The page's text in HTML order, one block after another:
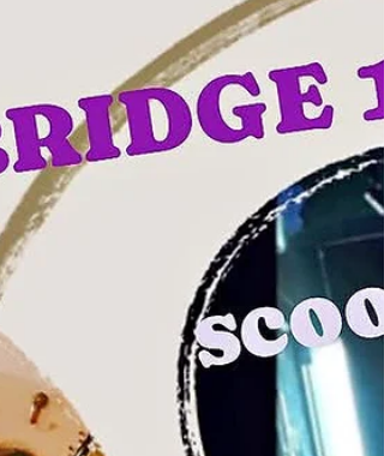
7/15 20:00より [ご連絡] 予約番号順入
場 入場料は当日受付にて現金払いとな
ります イベント会場内はスタッフの誘
導に従ってください 会場は飲食店です
ので入店時ドリンク1オーダー＆フー
オーダーをお願いします [スケジュー
予定] 18:45開場 19:30開宴 21:00～
21:50 物販特典会 22:00お客様ご退場
生誕祭に関するお問い合わせは
info@otomoha.link〔音乃葉〕 まで